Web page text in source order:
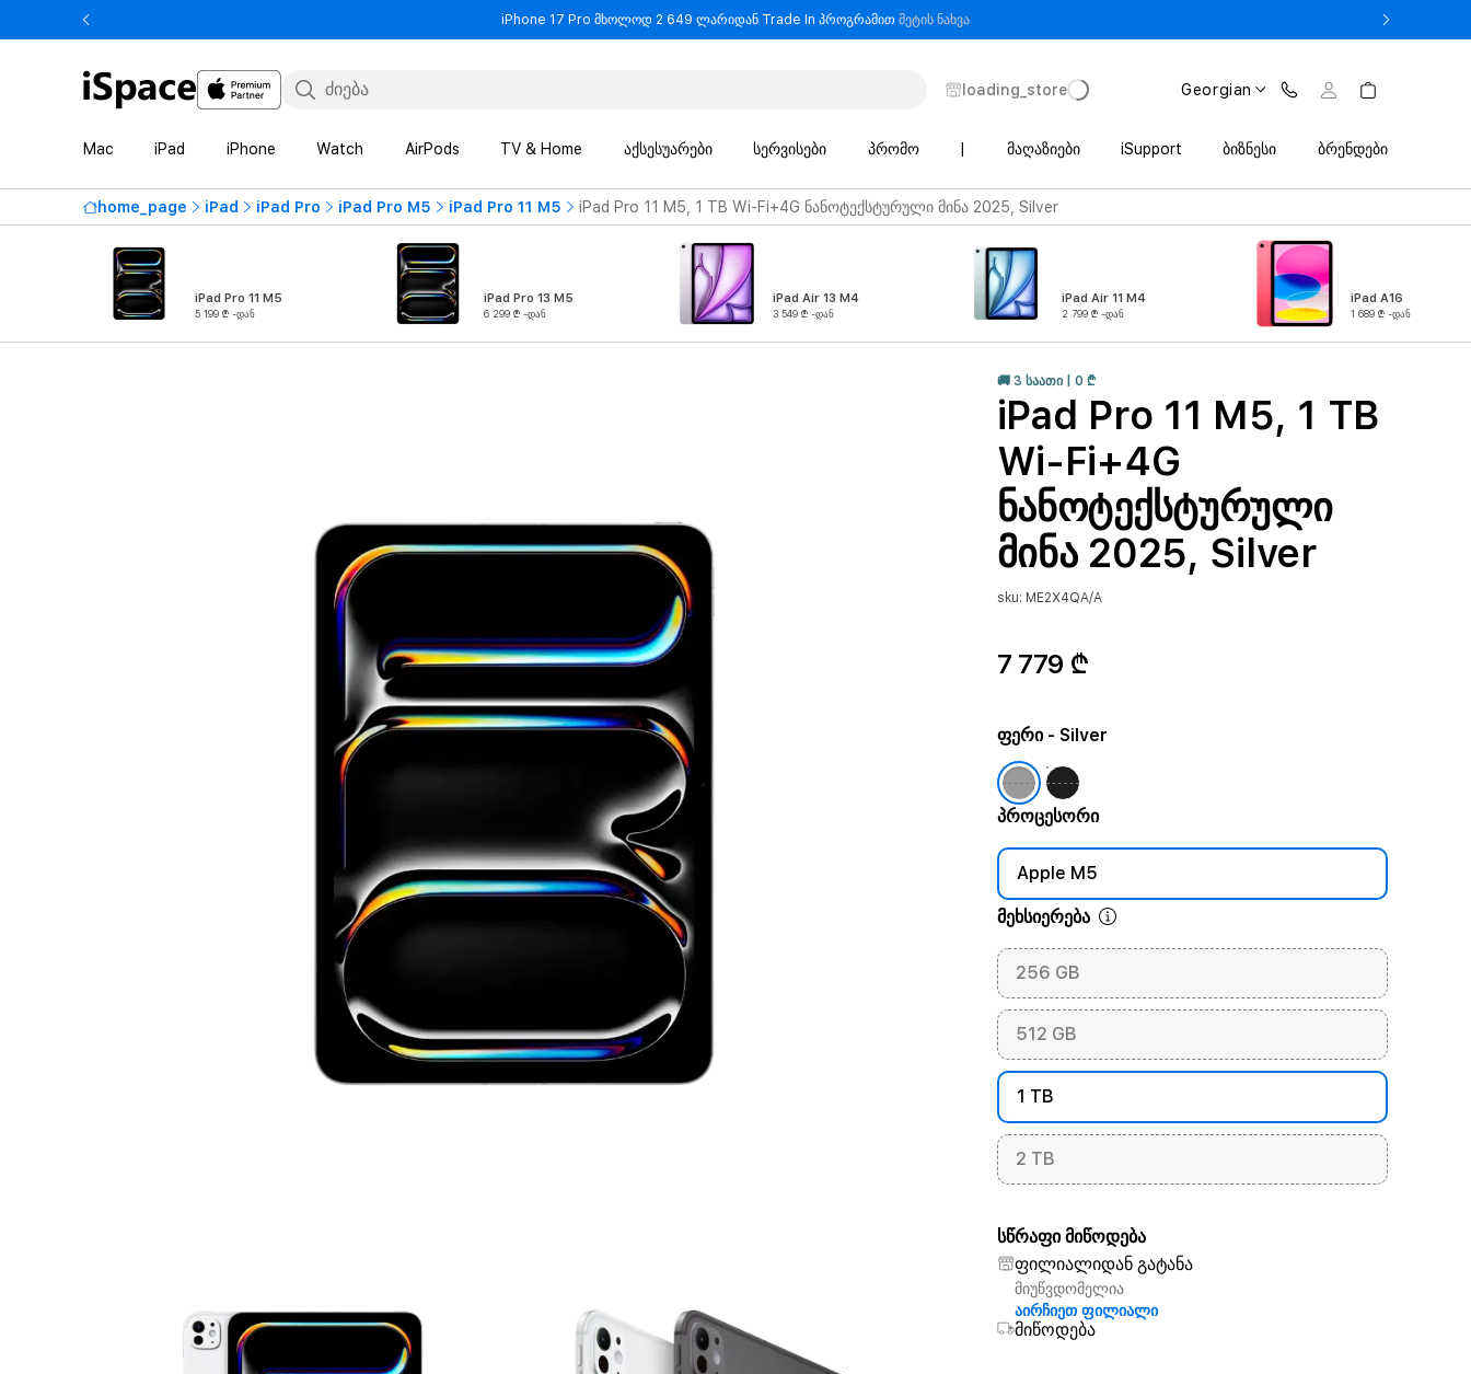
iPhone 17 Pro მხოლოდ 2 649 ლარიდან Trade In პროგრამით მეტის ნახვა- iPhone 17 Pro მხოლოდ 2 649 ლარიდან Trade In პროგრამით
loading_store Georgian
Mac iPad iPhone Watch AirPods TV & Home აქსესუარები სერვისები პრომო მაღაზიები iSupport ბიზნესი ბრენდები
home_page iPad iPad Pro iPad Pro M5 iPad Pro 11 M5 iPad Pro 11 M5, 1 TB Wi-Fi+4G ნანოტექსტურული მინა 2025, Silver
iPad Pro 11 M5
5 199 ₾ -დან
iPad Pro 13 M5
6 299 ₾ -დან
iPad Air 13 M4
3 549 ₾ -დან
iPad Air 11 M4
2 799 ₾ -დან
iPad A16
1 689 ₾ -დან
🚚 3 ᲡᲐᲐᲗᲘ | 0 ₾
iPad Pro 11 M5, 1 TB
Wi-Fi+4G
ნანოტექსტურული
მინა 2025, Silver
sku: ME2X4QA/A
7 779 ₾
ფერი- Silver
პროცესორი
Apple M5
მეხსიერება
256 GB
512 GB
1 TB
2 TB
სწრაფი მიწოდება
ფილიალიდან გატანა
მიუწვდომელია
აირჩიეთ ფილიალი
მიწოდება